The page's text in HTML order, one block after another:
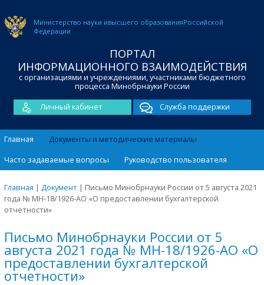
Министерство науки ивысшего образованияРоссийской
Федерации
ПОРТАЛ
ИНФОРМАЦИОННОГО ВЗАИМОДЕЙСТВИЯ
с организациями и учреждениями, участниками бюджетного
процесса Минобрнауки России
Личный кабинет
Служба поддержки
Главная
Документы и методические материалы
Часто задаваемые вопросы
Руководство пользователя
Главная | Документ | Письмо Минобрнауки России от 5 августа 2021
года № МН-18/1926-АО «О предоставлении бухгалтерской
отчетности»
Письмо Минобрнауки России от 5
августа 2021 года № МН-18/1926-АО «О
предоставлении бухгалтерской
отчетности»